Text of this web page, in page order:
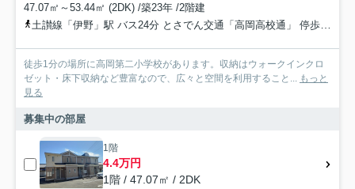
47.07㎡～53.44㎡ (2DK) /築23年 /2階建
土讃線「伊野」駅 バス24分 とさでん交通「高岡高校通」 停歩25分
徒歩1分の場所に高岡第二小学校があります。収納はウォークインクロ
ゼット・床下収納など豊富なので、広々と空間を利用すること... もっと
見る
募集中の部屋
1階
4.4万円
1階 / 47.07㎡ / 2DK